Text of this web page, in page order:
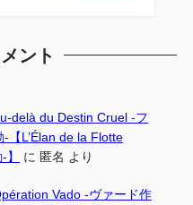
ント
delà du Destin Cruel -フ
【L’Élan de la Flotte
に 匿名 より
Vado -ヴァード作